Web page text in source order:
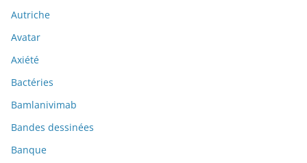
Autriche
Avatar
Axiété
Bactéries
Bamlanivimab
Bandes dessinées
Banque